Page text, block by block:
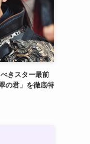
きスター最前
の君」を徹底特